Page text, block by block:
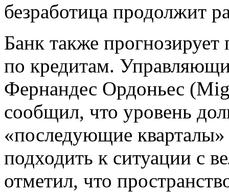
безработица продолжит
Банк также
по кредитам.
Фернандес Ордоньес
сообщил, что уровень
«последующие кварталы»
подходить к ситуации с
отметил, что